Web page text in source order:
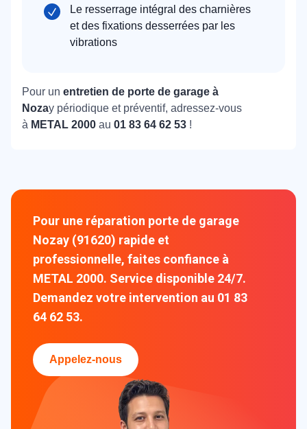
Le resserrage intégral des charnières
et des fixations desserrées par les
vibrations
Pour un entretien de porte de garage à
Nozay périodique et préventif, adressez-vous
à METAL 2000 au 01 83 64 62 53 !
Pour une réparation porte de garage
Nozay (91620) rapide et
professionnelle, faites confiance à
METAL 2000. Service disponible 24/7.
Demandez votre intervention au 01 83
64 62 53.
Appelez-nous